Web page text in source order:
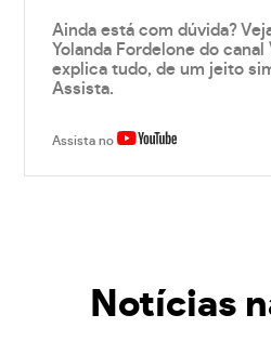
Ainda está com dúvida?
Yolanda Fordelone do canal
explica tudo, de um jeito
Assista.
Assista no
Notícias